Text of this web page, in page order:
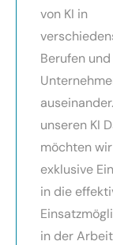
von KI in
Berufen und
unseren KI
möchten
exklusive
in die
in der
die
von KI
von
Elisabeth